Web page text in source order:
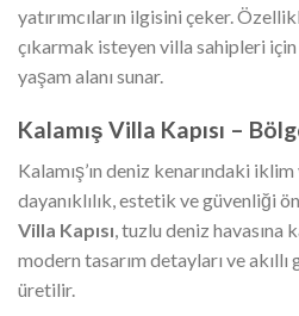
yatırımcıların ilgisini çeker.
çıkarmak isteyen villa sahipleri
yaşam alanı sunar.
Kalamış Villa Kapısı –
Kalamış’ın deniz kenarındaki iklim
dayanıklılık, estetik ve güvenliği
Villa Kapısı, tuzlu deniz havasına
modern tasarım detayları ve
üretilir.